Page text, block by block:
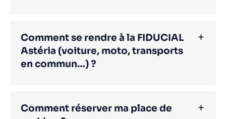
Comment se rendre à la FIDUCIAL
Astéria (voiture, moto, transports
en commun…) ?
Comment réserver ma place de